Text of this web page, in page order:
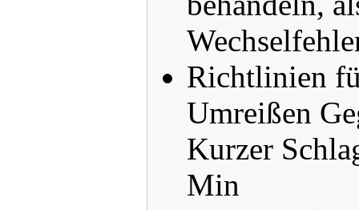
Richtlinien
Umreißen
Kurzer
Min